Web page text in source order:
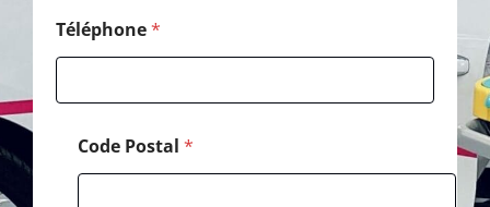
Téléphone*
Code Postal *